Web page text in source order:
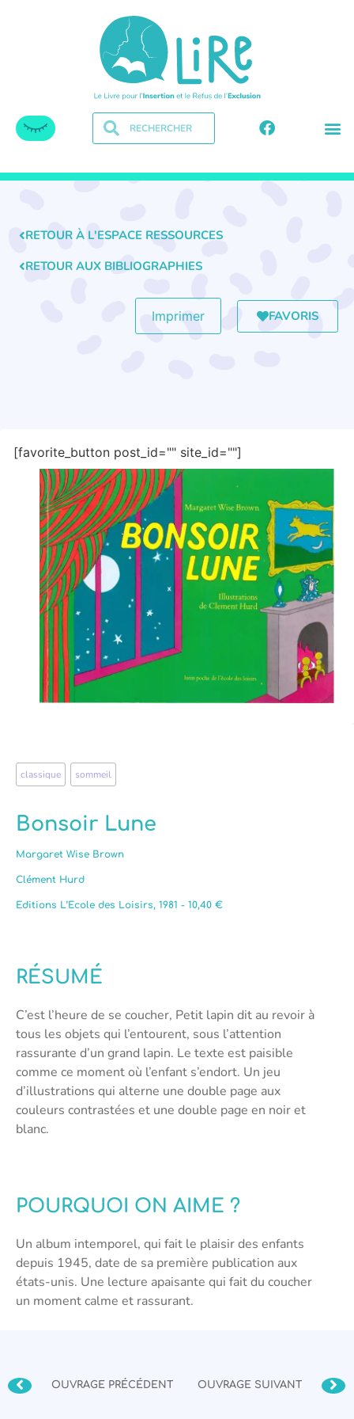
RETOUR À L'ESPACE RESSOURCES
RETOUR AUX BIBLIOGRAPHIES
Imprimer FAVORIS
[favorite_button post_id="" site_id=""]
classique sommeil
Bonsoir Lune
Margaret Wise Brown
Clément Hurd
Editions L’Ecole des Loisirs, 1981 - 10,40 €
RÉSUMÉ
C’est l’heure de se coucher, Petit lapin dit au revoir à
tous les objets qui l’entourent, sous l’attention
rassurante d’un grand lapin. Le texte est paisible
comme ce moment où l’enfant s’endort. Un jeu
d’illustrations qui alterne une double page aux
couleurs contrastées et une double page en noir et
blanc.
POURQUOI ON AIME ?
Un album intemporel, qui fait le plaisir des enfants
depuis 1945, date de sa première publication aux
états-unis. Une lecture apaisante qui fait du coucher
un moment calme et rassurant.
OUVRAGE PRÉCÉDENT OUVRAGE SUIVANT